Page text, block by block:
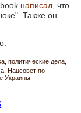
написал, что
Также он
политические дела
Нацсовет по
Украины